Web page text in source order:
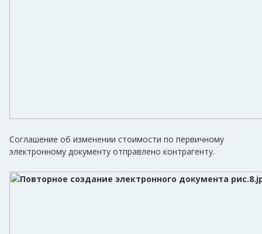
Соглашение об изменении стоимости по первичному
электронному документу отправлено контрагенту.